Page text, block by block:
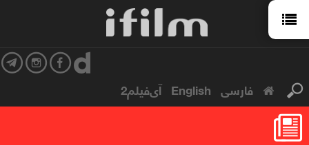
فارسی English آی‌فیلم2